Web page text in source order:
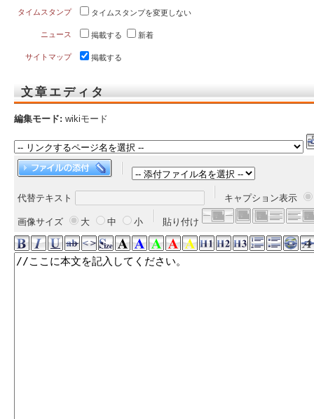
タイムスタンプ タイムスタンプを変更しない
ニュース 掲載する 新着
サイトマップ 掲載する
文章エディタ
編集モード: wikiモード
代替テキスト キャプション表示
画像サイズ 大 中 小 貼り付け